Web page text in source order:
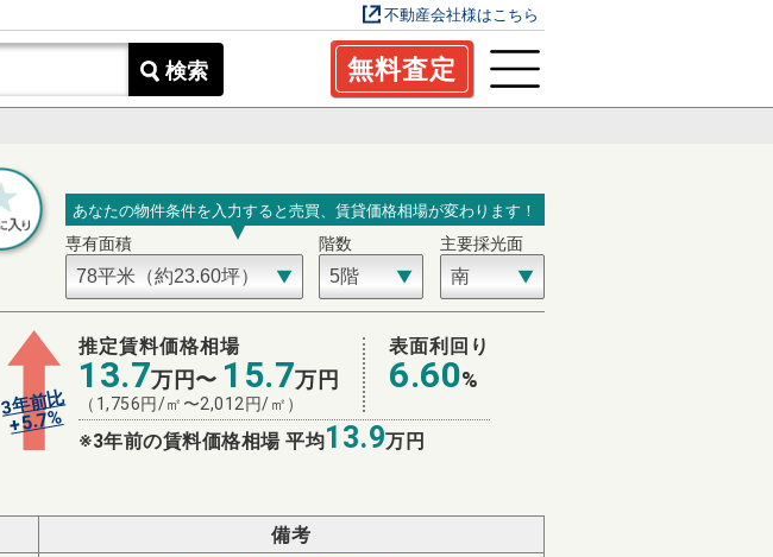
不動産会社様はこちら
検索 無料査定
あなたの物件条件を入力すると売買、賃貸価格相場が変わります！
専有面積 階数 主要採光面
3年前比
+5.7%
推定賃料価格相場
13.7万円〜 15.7万円
（ 1,756円/㎡〜2,012 円/㎡）
表面利回り
6.60%
※3年前の賃料価格相場 平均13.9万円
備考